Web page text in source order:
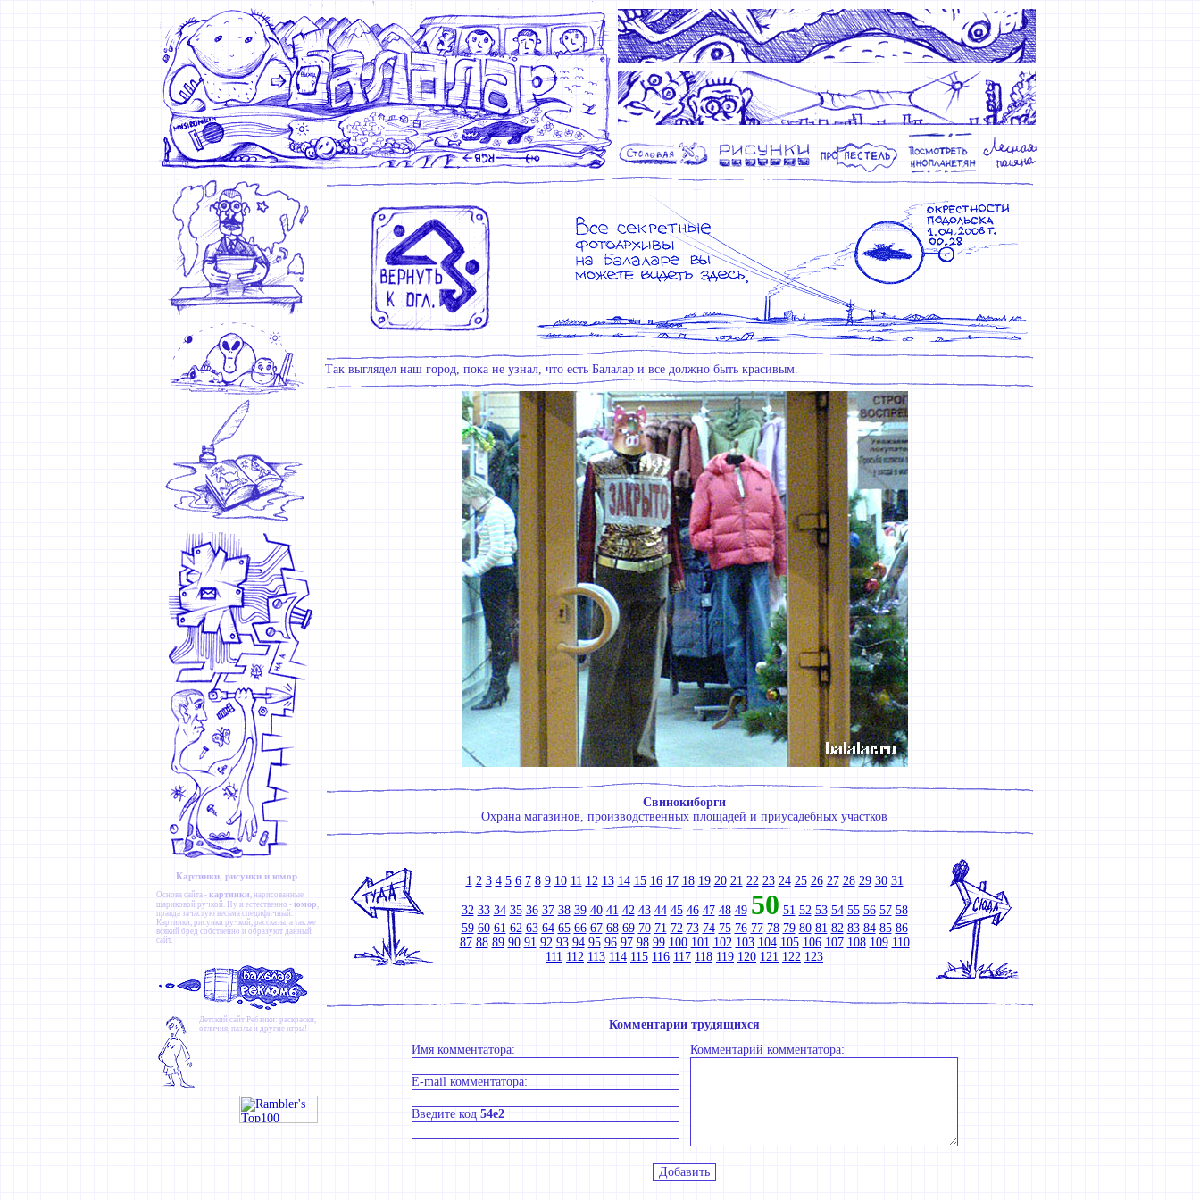
Картинки, рисунки и юмор
Основа сайта - картинки, нарисованные
шариковой ручкой. Ну и естественно - юмор,
правда зачастую весьма специфичный.
Картинки, рисунки ручкой, рассказы, а так же
всякий бред собственно и образуют данный
сайт.
Детский сайт Ребзики: раскраски,
отличия, пазлы и другие игры!
Так выглядел наш город, пока не узнал, что есть Балалар и все должно быть красивым.
Свинокиборги
Охрана магазинов, производственных площадей и приусадебных участков
1 2 3 4 5 6 7 8 9 10 11 12 13 14 15 16 17 18 19 20 21 22 23 24 25 26 27 28 29 30 31
32 33 34 35 36 37 38 39 40 41 42 43 44 45 46 47 48 49 50 51 52 53 54 55 56 57 58
59 60 61 62 63 64 65 66 67 68 69 70 71 72 73 74 75 76 77 78 79 80 81 82 83 84 85 86
87 88 89 90 91 92 93 94 95 96 97 98 99 100 101 102 103 104 105 106 107 108 109 110
111 112 113 114 115 116 117 118 119 120 121 122 123
Комментарии трудящихся
Имя комментатора:
E-mail комментатора:
Введите код 54e2
Комментарий комментатора: